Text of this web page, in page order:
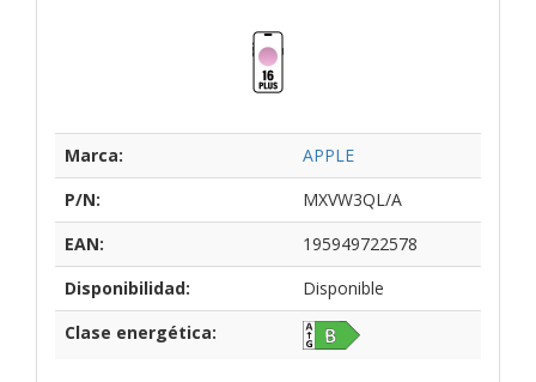
Marca:
APPLE
P/N:
MXVW3QL/A
EAN:
195949722578
Disponibilidad:
Disponible
Clase energética: